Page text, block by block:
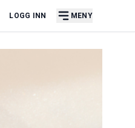
LOGG INN MENY